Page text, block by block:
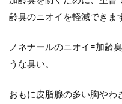
齢臭のニオイを軽減できま
ノネナールのニオイ=加齢
うな臭い。
おもに皮脂腺の多い胸やわ